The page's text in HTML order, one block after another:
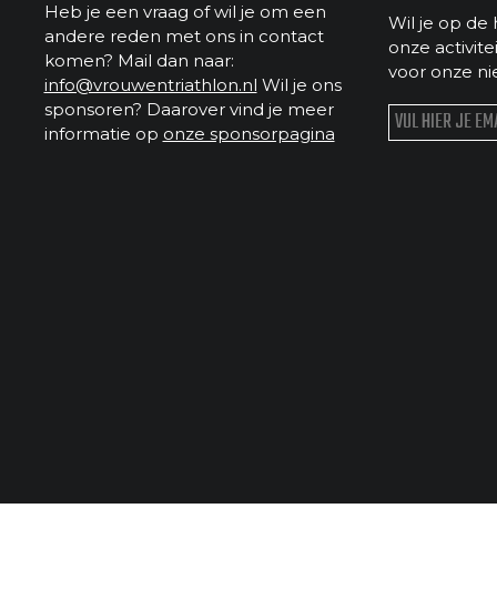
Heb je een vraag of wil je om een
andere reden met ons in contact
komen? Mail dan naar:
info@vrouwentriathlon.nl Wil je ons
sponsoren? Daarover vind je meer
informatie op onze sponsorpagina
Wil je op de
onze
voor onze